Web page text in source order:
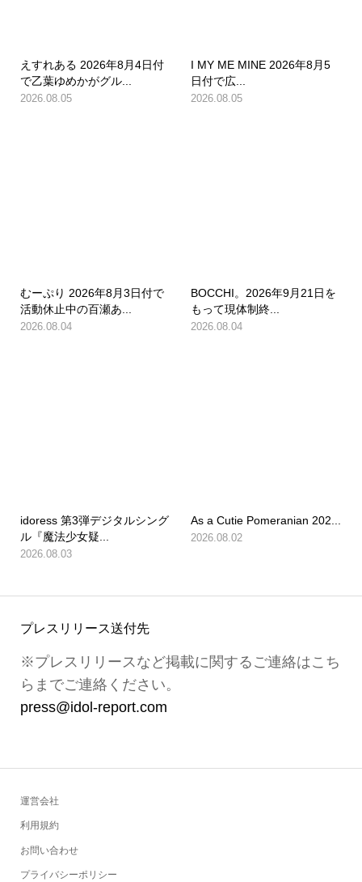
えすれある 2026年8月4日付
で乙葉ゆめかがグル...
2026.08.05
I MY ME MINE 2026年8月5
日付で広...
2026.08.05
むーぷり 2026年8月3日付で
活動休止中の百瀬あ...
2026.08.04
BOCCHI。2026年9月21日を
もって現体制終...
2026.08.04
idoress 第3弾デジタルシング
ル『魔法少女疑...
2026.08.03
As a Cutie Pomeranian 202...
2026.08.02
プレスリリース送付先
※プレスリリースなど掲載に関するご連絡はこち
らまでご連絡ください。
press@idol-report.com
運営会社
利用規約
お問い合わせ
プライバシーポリシー